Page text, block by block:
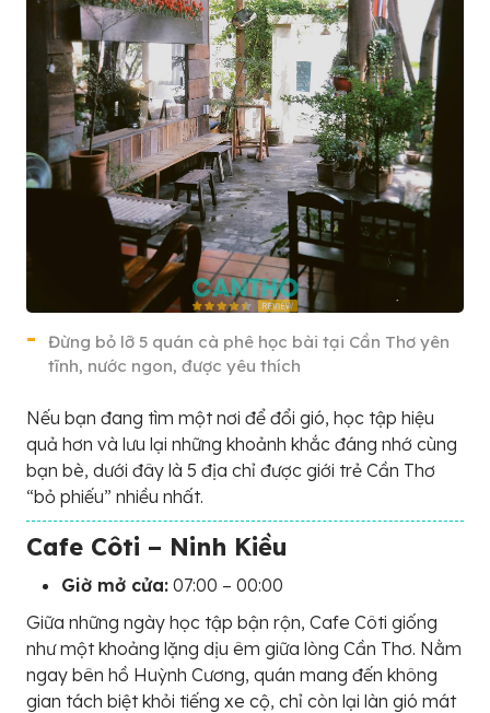
Đừng bỏ lỡ 5 quán cà phê học bài tại Cần Thơ yên
tĩnh, nước ngon, được yêu thích
Nếu bạn đang tìm một nơi để đổi gió, học tập hiệu
quả hơn và lưu lại những khoảnh khắc đáng nhớ cùng
bạn bè, dưới đây là 5 địa chỉ được giới trẻ Cần Thơ
“bỏ phiếu” nhiều nhất.
Cafe Côti – Ninh Kiều
Giờ mở cửa: 07:00 – 00:00
Giữa những ngày học tập bận rộn, Cafe Côti giống
như một khoảng lặng dịu êm giữa lòng Cần Thơ. Nằm
ngay bên hồ Huỳnh Cương, quán mang đến không
gian tách biệt khỏi tiếng xe cộ, chỉ còn lại làn gió mát